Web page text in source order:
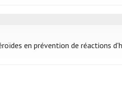
en prévention de réactions